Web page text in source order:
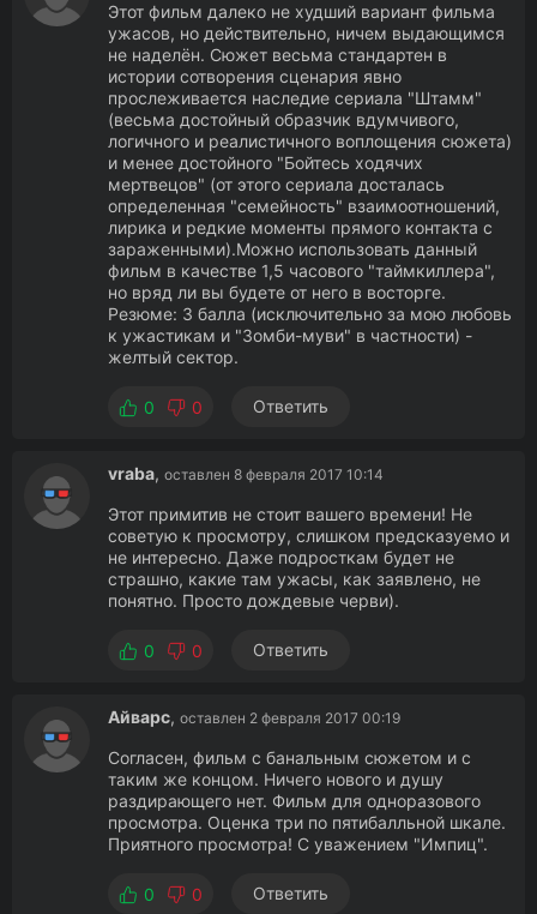
Этот фильм далеко не худший вариант фильма
ужасов, но действительно, ничем выдающимся
не наделён. Сюжет весьма стандартен в
истории сотворения сценария явно
прослеживается наследие сериала "Штамм"
(весьма достойный образчик вдумчивого,
логичного и реалистичного воплощения сюжета)
и менее достойного "Бойтесь ходячих
мертвецов" (от этого сериала досталась
определенная "семейность" взаимоотношений,
лирика и редкие моменты прямого контакта с
зараженными).Можно использовать данный
фильм в качестве 1,5 часового "таймкиллера",
но вряд ли вы будете от него в восторге.
Резюме: 3 балла (исключительно за мою любовь
к ужастикам и "Зомби-муви" в частности) -
желтый сектор.
0 0 Ответить
vraba, оставлен 8 февраля 2017 10:14
Этот примитив не стоит вашего времени! Не
советую к просмотру, слишком предсказуемо и
не интересно. Даже подросткам будет не
страшно, какие там ужасы, как заявлено, не
понятно. Просто дождевые черви).
0 0 Ответить
Айварс, оставлен 2 февраля 2017 00:19
Согласен, фильм с банальным сюжетом и с
таким же концом. Ничего нового и душу
раздирающего нет. Фильм для одноразового
просмотра. Оценка три по пятибалльной шкале.
Приятного просмотра! С уважением "Импиц".
0 0 Ответить